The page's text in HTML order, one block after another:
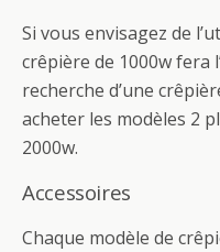
Si vous envisagez de
crêpière de 1000w fera
recherche d’une
acheter les modèles 2
2000w.
Accessoires
Chaque modèle de